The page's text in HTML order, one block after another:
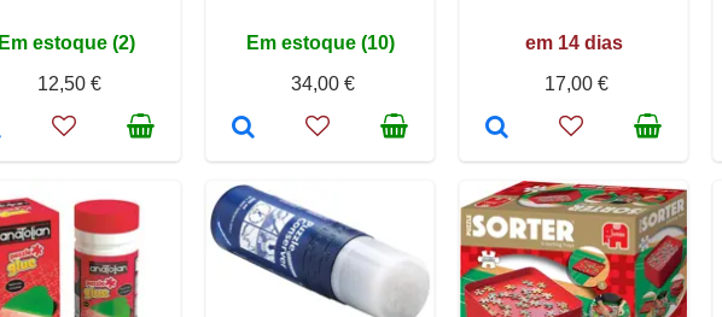
Em estoque (2)
12,50 €
Em estoque (10)
34,00 €
em 14 dias
17,00 €